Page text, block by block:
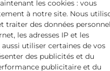
les
à une information
besoins réels. Ces
librement et
les cookies : vous
à notre site. Nous
traiter des données
les adresses IP et les
utiliser certaines de vos
des publicités et du
publicitaire et du